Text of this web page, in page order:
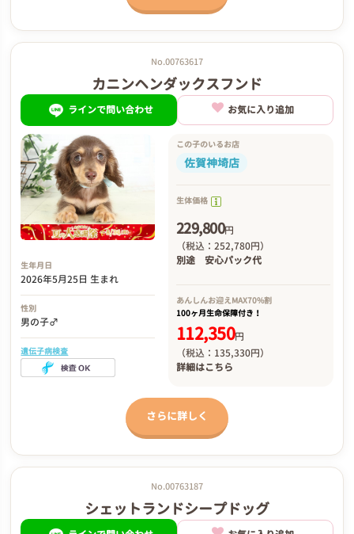
No.00763617
カニンヘンダックスフンド
ラインで問い合わせ お気に入り追加
生年月日
2026年5月25日 生まれ
性別
男の子♂
遺伝子病検査
この子のいるお店
佐賀神埼店
生体価格
229,800円
（税込：252,780円）
別途 安心パック代
あんしんお迎えMAX70%割
100ヶ月生命保障付き！
112,350円
（税込：135,330円）
詳細はこちら
さらに詳しく
No.00763187
シェットランドシープドッグ